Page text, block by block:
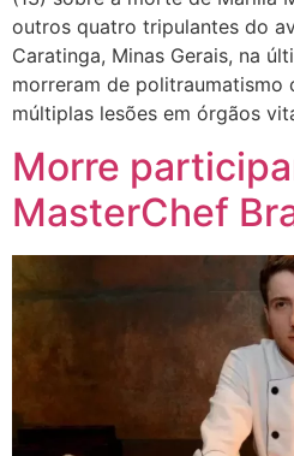
outros quatro tripulantes do
Caratinga, Minas Gerais, na
morreram de politraumatismo
múltiplas lesões em órgãos
Morre
MasterChef